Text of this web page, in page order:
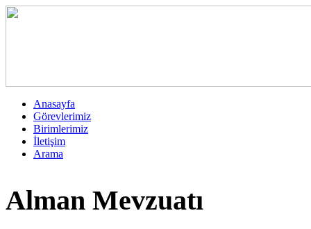
Anasayfa
Görevlerimiz
Birimlerimiz
İletişim
Arama
Alman Mevzuatı